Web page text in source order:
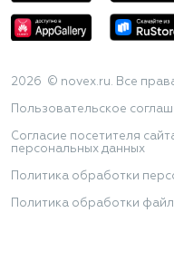
2026 © novex.ru. Все
Пользовательское
Согласие посетителя
персональных данных
Политика обработки
Политика обработки